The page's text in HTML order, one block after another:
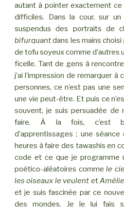
autant à pointer exactement
difficiles. Dans la cour, sur
suspendus des portraits de
bifurquantdans les mains choisi
de tofu soyeux comme d’autres
ficelle. Tant de gens à
j’ai l’impression de remarquer à
personnes, ce n’est pas une
une vie peut-être. Et puis ce
souvent, je suis persuadée de
faire. À la fois, c’est
d’apprentissages ; une
heures à faire des tawashis en
code et ce que je programme
poético-aléatoires comme le
les oiseaux le veulent et
et je suis fascinée par ce
des mondes. Je le lui fais